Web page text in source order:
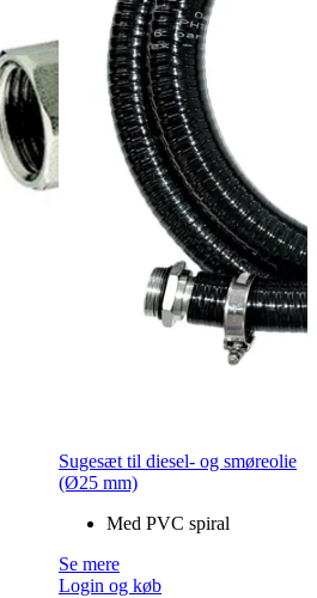
Sugesæt til diesel- og smøreolie
(Ø25 mm)
Med PVC spiral
Se mere
Login og køb